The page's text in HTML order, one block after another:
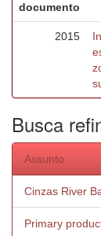
documento
2015
Busca
Assunto
Cinzas River
Primary